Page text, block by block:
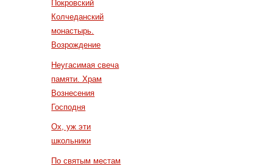
Покровский
Колчеданский
монастырь.
Возрождение
Неугасимая свеча
памяти. Храм
Вознесения
Господня
Ох, уж эти
школьники
По святым местам